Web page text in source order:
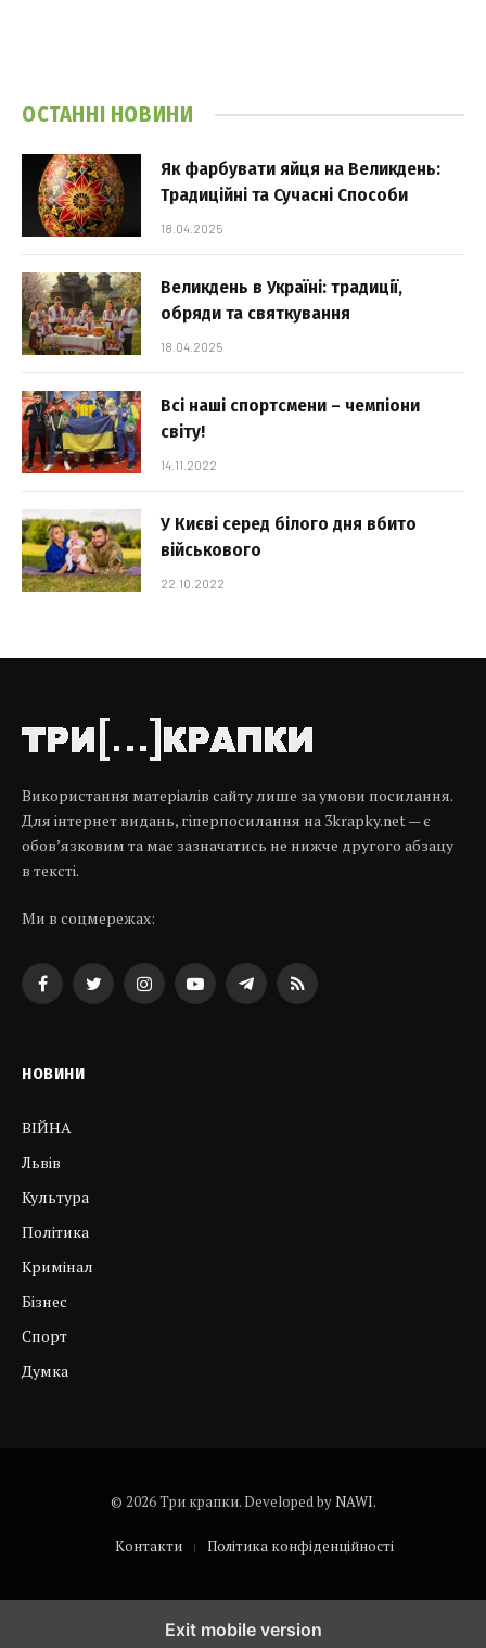
ОСТАННІ НОВИНИ
Як фарбувати яйця на Великдень:
Традиційні та Сучасні Способи
18.04.2025
Великдень в Україні: традиції,
обряди та святкування
18.04.2025
Всі наші спортсмени – чемпіони
світу!
14.11.2022
У Києві серед білого дня вбито
військового
22.10.2022
Використання матеріалів сайту лише за умови посилання.
Для інтернет видань, гіперпосилання на 3krapky.net — є
обов’язковим та має зазначатись не нижче другого абзацу
в тексті.
Ми в соцмережах:
FacebookTwitterInstagramYouTubeTelegramRSS
НОВИНИ
ВІЙНА
Львів
Культура
Політика
Кримінал
Бізнес
Спорт
Думка
© 2026 Три крапки. Developed byNAWI.
Контакти Політика конфіденційності
Exit mobile version